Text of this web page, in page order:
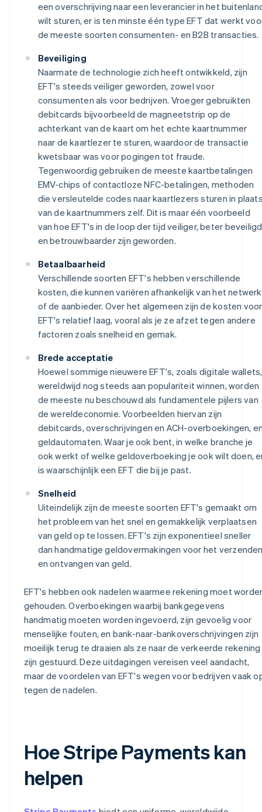
een overschrijving naar een leverancier in het
wilt sturen, er is ten minste één type EFT dat werkt
de meeste soorten consumenten- en B2B transacties.
Beveiliging
Naarmate de technologie zich heeft ontwikkeld, zijn
EFT's steeds veiliger geworden, zowel voor
consumenten als voor bedrijven. Vroeger gebruikten
debitcards bijvoorbeeld de magneetstrip op de
achterkant van de kaart om het echte kaartnummer
naar de kaartlezer te sturen, waardoor de transactie
kwetsbaar was voor pogingen tot fraude.
Tegenwoordig gebruiken de meeste kaartbetalingen
EMV-chips of contactloze NFC-betalingen, methoden
die versleutelde codes naar kaartlezers sturen in
van de kaartnummers zelf. Dit is maar één voorbeeld
van hoe EFT's in de loop der tijd veiliger, beter beveiligd
en betrouwbaarder zijn geworden.
Betaalbaarheid
Verschillende soorten EFT's hebben verschillende
kosten, die kunnen variëren afhankelijk van het netwerk
of de aanbieder. Over het algemeen zijn de kosten voor
EFT's relatief laag, vooral als je ze afzet tegen andere
factoren zoals snelheid en gemak.
Brede acceptatie
Hoewel sommige nieuwere EFT's, zoals digitale wallets,
wereldwijd nog steeds aan populariteit winnen, worden
de meeste nu beschouwd als fundamentele pijlers van
de wereldeconomie. Voorbeelden hiervan zijn
debitcards, overschrijvingen en ACH-overboekingen,
geldautomaten. Waar je ook bent, in welke branche je
ook werkt of welke geldoverboeking je ook wilt doen,
is waarschijnlijk een EFT die bij je past.
Snelheid
Uiteindelijk zijn de meeste soorten EFT's gemaakt om
het probleem van het snel en gemakkelijk verplaatsen
van geld op te lossen. EFT's zijn exponentieel sneller
dan handmatige geldovermakingen voor het
en ontvangen van geld.
EFT's hebben ook nadelen waarmee rekening moet
gehouden. Overboekingen waarbij bankgegevens
handmatig moeten worden ingevoerd, zijn gevoelig voor
menselijke fouten, en bank-naar-bankoverschrijvingen zijn
moeilijk terug te draaien als ze naar de verkeerde rekening
zijn gestuurd. Deze uitdagingen vereisen veel aandacht,
maar de voordelen van EFT's wegen voor bedrijven vaak
tegen de nadelen.
Hoe Stripe Payments kan
helpen